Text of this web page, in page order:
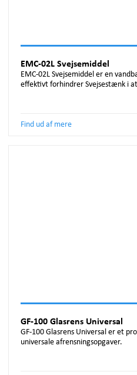
EMC-02L Svejsemiddel
EMC-02L Svejsemiddel er en
effektivt forhindrer Svejsestænk i
Find ud af mere
GF-100 Glasrens Universal
GF-100 Glasrens Universal er et
universale afrensningsopgaver.